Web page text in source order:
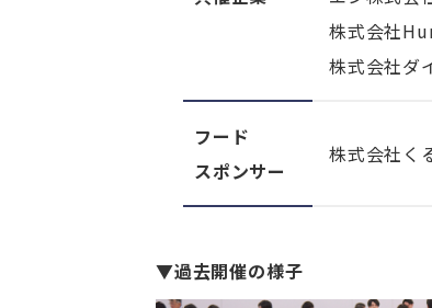
株式会社
株式会社ダ
フード
スポンサー
株式会社く
▼過去開催の様子